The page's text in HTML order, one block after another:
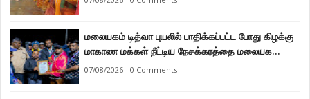
மலையகம் டித்வா புயலில் பாதிக்கப்பட்ட போது கிழக்கு
மாகாண மக்கள் நீட்டிய நேசக்கரத்தை மலையக
மக்கள் ஒருபோதும் மறக்கமாட்டார்கள் : நுவரெலியா
07/08/2026 - 0 Comments